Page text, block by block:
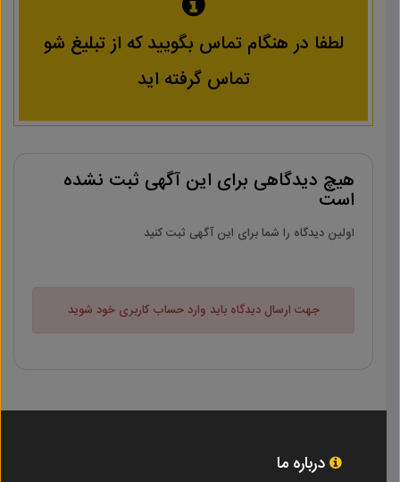
لطفا در هنگام تماس بگویید که از تبلیغ شو
تماس گرفته اید
هیچ دیدگاهی برای این آگهی ثبت نشده
است
اولین دیدگاه را شما برای این آگهی ثبت کنید
جهت ارسال دیدگاه باید وارد حساب کاربری خود شوید
درباره ما